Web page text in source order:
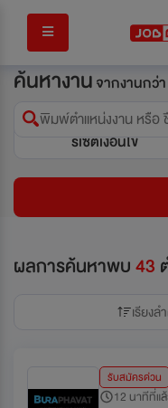
ค้นหางานจากงานกว่า
พิมพ์ตำแหน่งงาน หรือ
รีเซ็ตเงื่อนไข
ผลการค้นหาพบ43
เรียง
รับสมัครด่วน
12 นาทีที่แ